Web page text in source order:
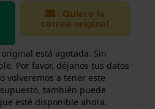
Quiero la
correa original
está agotada. Sin
Por favor, déjanos tus datos
volveremos a tener este
también puede
esté disponible ahora.